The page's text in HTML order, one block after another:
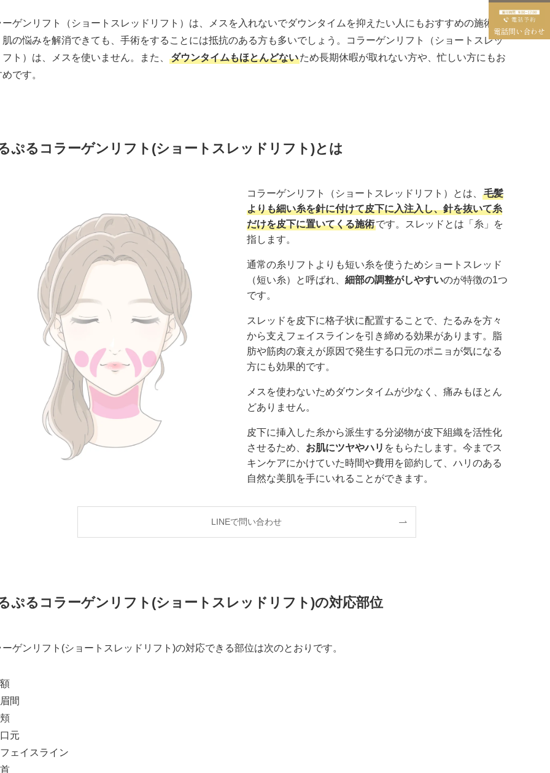
電話問い合わせ
ーゲンリフト（ショートスレッドリフト）は、メスを入れないでダウンタイムを抑えたい人にもおすすめの施術で
肌の悩みを解消できても、手術をすることには抵抗のある方も多いでしょう。コラーゲンリフト（ショートスレッ
ト）は、メスを使いません。また、
ダウンタイムもほとんどないため長期休暇が取れない方や、忙しい方にもお
です。
ぷるコラーゲンリフト(ショートスレッドリフト)とは
コラーゲンリフト（ショートスレッドリフト）とは、
毛髪
よりも細い糸を針に付けて皮下に入注入し、針を抜いて糸
だけを皮下に置いてくる施術です。スレッドとは「糸」を
指します。
通常の糸リフトよりも短い糸を使うためショートスレッド
（短い糸）と呼ばれ、 細部の調整がしやすいのが特徴の1つ
です。
スレッドを皮下に格子状に配置することで、たるみを方々
から支えフェイスラインを引き締める効果があります。脂
肪や筋肉の衰えが原因で発生する口元のポニョが気になる
方にも効果的です。
メスを使わないためダウンタイムが少なく、痛みもほとん
どありません。
皮下に挿入した糸から派生する分泌物が皮下組織を活性化
させるため、 お肌にツヤやハリ をもらたします。今までス
キンケアにかけていた時間や費用を節約して、ハリのある
自然な美肌を手にいれることができます。
LINEで問い合わせ
ぷるコラーゲンリフト(ショートスレッドリフト)の対応部位
ーゲンリフト(ショートスレッドリフト)の対応できる部位は次のとおりです。
額
眉間
頬
口元
フェイスライン
首